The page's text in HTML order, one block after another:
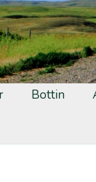
Bottin